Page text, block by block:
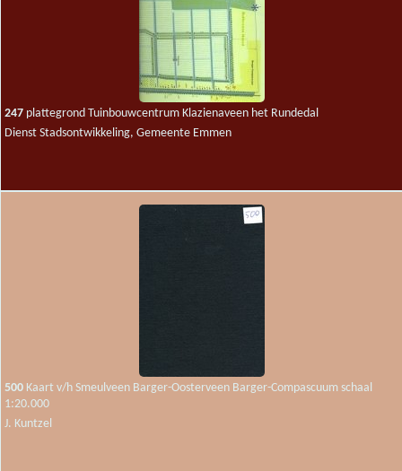
247 plattegrond Tuinbouwcentrum Klazienaveen het Rundedal
Dienst Stadsontwikkeling, Gemeente Emmen
500 Kaart v/h Smeulveen Barger-Oosterveen Barger-Compascuum schaal
1:20.000
J. Kuntzel